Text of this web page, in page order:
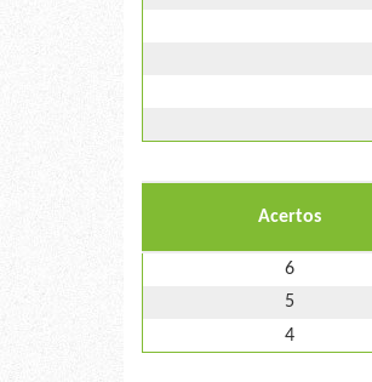
Acertos
6
5
4